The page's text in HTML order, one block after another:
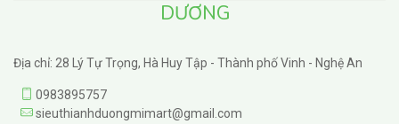
DƯƠNG
Địa chỉ: 28 Lý Tự Trọng, Hà Huy Tập - Thành phố Vinh - Nghệ An
0983895757
sieuthianhduongmimart@gmail.com